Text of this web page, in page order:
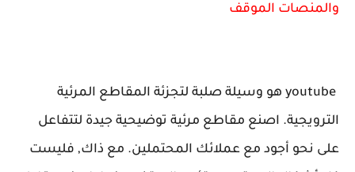
والمنصات الموقف
youtube هو وسيلة صلبة لتجزئة المقاطع المرئية
الترويجية. اصنع مقاطع مرئية توضيحية جيدة لتتفاعل
على نحو أجود مع عملائك المحتملين. مع ذاك, فليست